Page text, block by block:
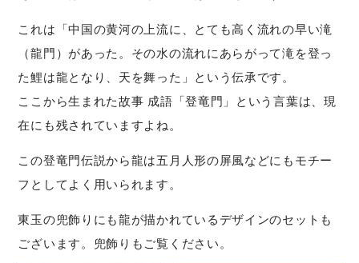
これは「中国の黄河の上流に、とても高く流れの早い滝
（龍門）があった。その水の流れにあらがって滝を登っ
た鯉は龍となり、天を舞った」という伝承です。
ここから生まれた故事 成語「登竜門」という言葉は、現
在にも残されていますよね。
この登竜門伝説から龍は五月人形の屏風などにもモチー
フとしてよく用いられます。
東玉の兜飾りにも龍が描かれているデザインのセットも
ございます。兜飾りもご覧ください。